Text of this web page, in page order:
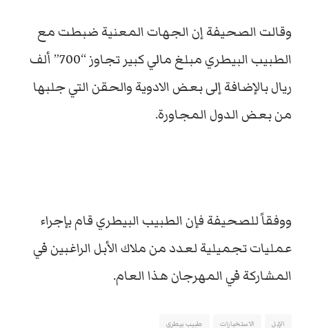
وقالت الصحيفة إن الجهات المعنية ضبطت مع
الطبيب البيطري مبلغ مالي كبير تجاوز “700” ألف
ريال بالإضافة إلى بعض الادوية والحقن التي جلبها
من بعض الدول المجاورة.
ووفقاً للصحيفة فإن الطبيب البيطري قام بإجراء
عمليات تجميلية لعدد من ملاك الأبل الراغبين في
المشاركة في المهرجان هذا العام.
الإبل الاستخبارات طبيب بيطري